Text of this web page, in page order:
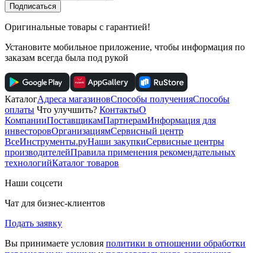
Подписаться
Оригинальные товары с гарантией!
Установите мобильное приложение, чтобы информация по
заказам всегда была под рукой
КаталогАдреса магазиновСпособы полученияСпособы
оплаты Что улучшить? КонтактыО
КомпанииПоставщикамПартнерамИнформация для
инвесторовОрганизациямСервисный центр
ВсеИнструменты.руНаши закупкиСервисные центры
производителейПравила применения рекомендательных
технологийКаталог товаров
Наши соцсети
Чат для бизнес-клиентов
Подать заявку
Вы принимаете условия политики в отношении обработки